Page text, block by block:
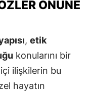
ÖNÜNE
, etik
konularını bir
ilişkilerin bu
hayatın